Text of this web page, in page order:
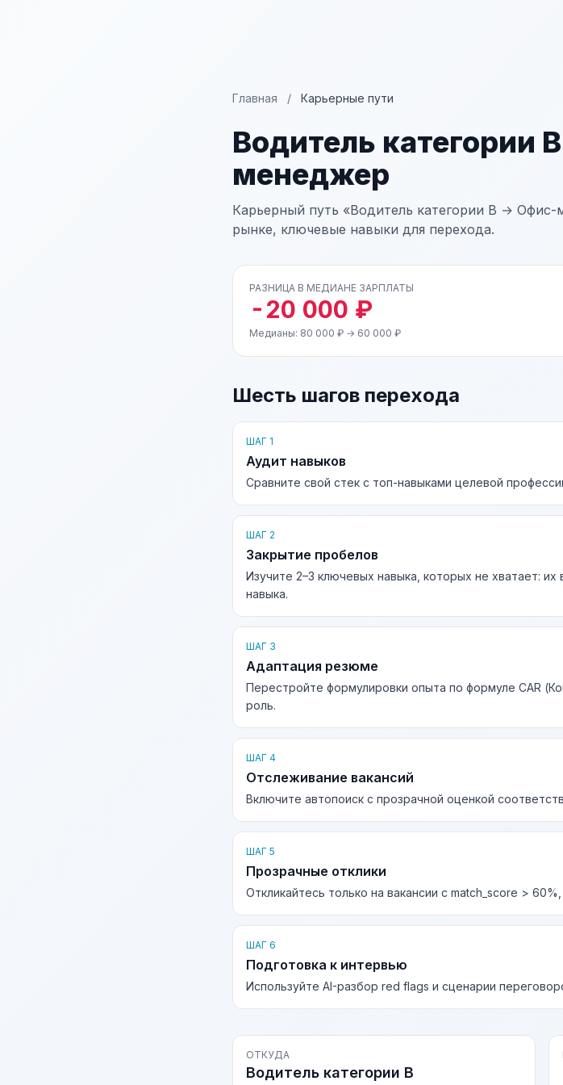
Главная / Карьерные пути
Водитель категории В
менеджер
Карьерный путь «Водитель категории В → Офис-
рынке, ключевые навыки для перехода.
РАЗНИЦА В МЕДИАНЕ ЗАРПЛАТЫ
-20 000 ₽
Медианы: 80 000 ₽ → 60 000 ₽
Шесть шагов перехода
ШАГ 1
Аудит навыков
Сравните свой стек с топ-навыками целевой
ШАГ 2
Закрытие пробелов
Изучите 2–3 ключевых навыка, которых не хватает:
навыка.
ШАГ 3
Адаптация резюме
Перестройте формулировки опыта по формуле CAR
роль.
ШАГ 4
Отслеживание вакансий
Включите автопоиск с прозрачной оценкой
ШАГ 5
Прозрачные отклики
Откликайтесь только на вакансии с match_score >
ШАГ 6
Подготовка к интервью
Используйте AI-разбор red flags и сценарии
ОТКУДА
Водитель категории В